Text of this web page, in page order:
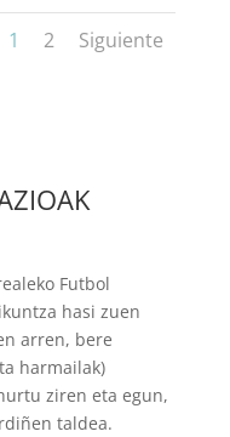
1 2 Siguiente
Futbol
hasi zuen
arren, bere
harmailak)
ziren eta egun,
taldea.